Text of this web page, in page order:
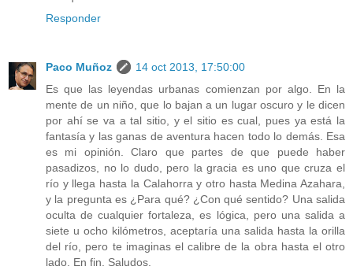
Responder
Paco Muñoz
14 oct 2013, 17:50:00
Es que las leyendas urbanas comienzan por algo. En la
mente de un niño, que lo bajan a un lugar oscuro y le dicen
por ahí se va a tal sitio, y el sitio es cual, pues ya está la
fantasía y las ganas de aventura hacen todo lo demás. Esa
es mi opinión. Claro que partes de que puede haber
pasadizos, no lo dudo, pero la gracia es uno que cruza el
río y llega hasta la Calahorra y otro hasta Medina Azahara,
y la pregunta es ¿Para qué? ¿Con qué sentido? Una salida
oculta de cualquier fortaleza, es lógica, pero una salida a
siete u ocho kilómetros, aceptaría una salida hasta la orilla
del río, pero te imaginas el calibre de la obra hasta el otro
lado. En fin. Saludos.